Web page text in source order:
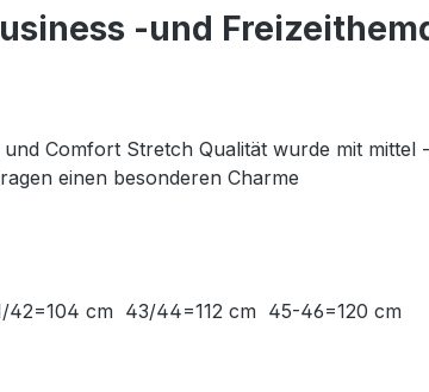
-und
Comfort Stretch Qualität wurde mit
einen besonderen Charme
cm 43/44=112 cm 45-46=120 cm